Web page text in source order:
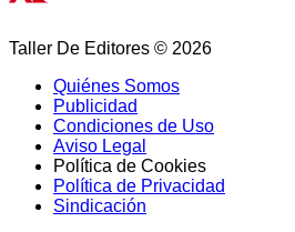
Taller De Editores © 2026
Quiénes Somos
Publicidad
Condiciones de Uso
Aviso Legal
Política de Cookies
Política de Privacidad
Sindicación